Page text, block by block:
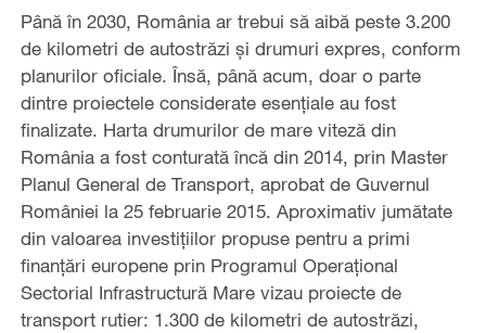
Până în 2030, România ar trebui să aibă peste 3.200
de kilometri de autostrăzi și drumuri expres, conform
planurilor oficiale. Însă, până acum, doar o parte
dintre proiectele considerate esențiale au fost
finalizate. Harta drumurilor de mare viteză din
România a fost conturată încă din 2014, prin Master
Planul General de Transport, aprobat de Guvernul
României la 25 februarie 2015. Aproximativ jumătate
din valoarea investițiilor propuse pentru a primi
finanțări europene prin Programul Operațional
Sectorial Infrastructură Mare vizau proiecte de
transport rutier: 1.300 de kilometri de autostrăzi,